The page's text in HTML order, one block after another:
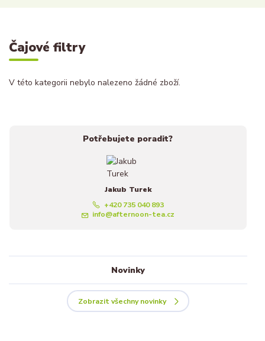
Čajové filtry
V této kategorii nebylo nalezeno žádné zboží.
Potřebujete poradit?
Jakub Turek
+420 735 040 893
info@afternoon-tea.cz
Novinky
Zobrazit všechny novinky